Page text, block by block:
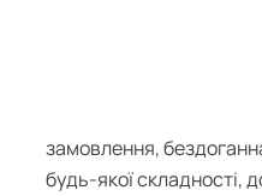
замовлення,
будь-якої складності,